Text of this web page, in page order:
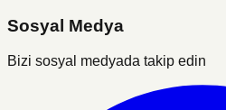
Sosyal Medya
Bizi sosyal medyada takip edin